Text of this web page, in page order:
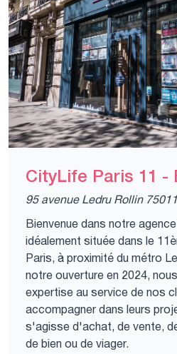
CityLife Paris 11 -
95 avenue Ledru Rollin
Bienvenue dans notre
idéalement située dans le
Paris, à proximité du métro
notre ouverture en 2024,
expertise au service de nos
accompagner dans leurs
s'agisse d'achat, de vente,
de bien ou de viager.